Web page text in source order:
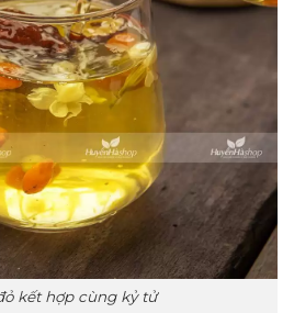
kết hợp cùng kỷ tử